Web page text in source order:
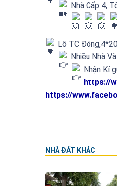
Nhà Cấp 4,
Lô TC
Nhiều Nhà
Nhận Kí
https://
https://
NHÀ ĐẤT KHÁC